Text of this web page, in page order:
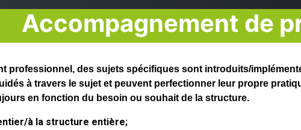
Accompagnement de
professionnel, des sujets spécifiques sont introduits/
à travers le sujet et peuvent perfectionner leur propre
en fonction du besoin ou souhait de la structure.
à la structure entière;